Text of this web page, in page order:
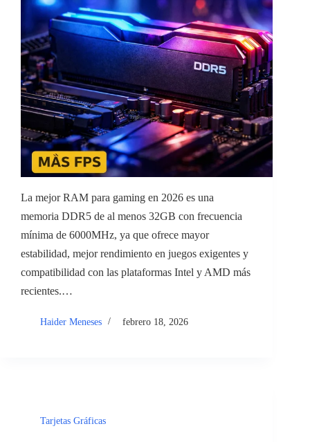
La mejor RAM para gaming en 2026 es una
memoria DDR5 de al menos 32GB con frecuencia
mínima de 6000MHz, ya que ofrece mayor
estabilidad, mejor rendimiento en juegos exigentes y
compatibilidad con las plataformas Intel y AMD más
recientes.…
Haider Meneses febrero 18, 2026
Tarjetas Gráficas